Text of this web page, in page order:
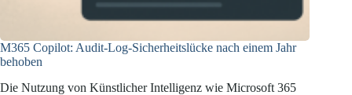
M365 Copilot: Audit-Log-Sicherheitslücke nach einem Jahr
behoben
Die Nutzung von Künstlicher Intelligenz wie Microsoft 365